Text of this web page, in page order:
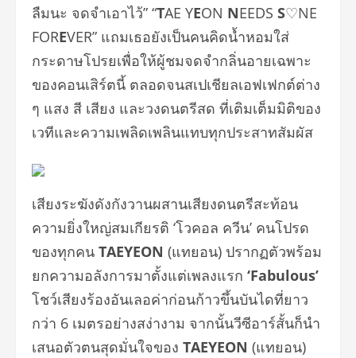
ลืมนะ จดจำเอาไว้” “TAE YEON NEEDS S♡NE
FOREVER” แถมเธอยังเป็นคนคิดน้ำหอมใส่
กระดาษโปรยเพื่อให้ผู้ชมจดจำกลิ่นอายเฉพาะ
ของคอนเสิร์ตนี้ ตลอดจนสเปเชียลเอฟเฟกต์ต่าง
ๆ แสง สี เสียง และวงดนตรีสด ที่เติมเต็มมิติของ
เวทีและความเพลิดเพลินแทบทุกประสาทสัมผัส
เสียงระฆังดังกังวานผสานเสียงดนตรีสะท้อน
ความยิ่งใหญ่สมเกียรติ ‘โวคอล ควีน’ คนโปรด
ของทุกคน TAEYEON (แทยอน) ปรากฏตัวพร้อม
ยกความอลังการมาตั้งแต่เพลงแรก ‘Fabulous’
โชว์เสียงร้องอันเลอค่าก่อนก้าวขึ้นบันไดที่ยาว
กว่า 6 เมตรอย่างสง่างาม จากนั้นวีซีอาร์สั้นก็นำ
เสนอตัวตนสุดมั่นใจของ TAEYEON (แทยอน)